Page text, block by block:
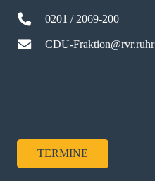
0201 / 2069-200
CDU-Fraktion@rvr.ruhr
TERMINE